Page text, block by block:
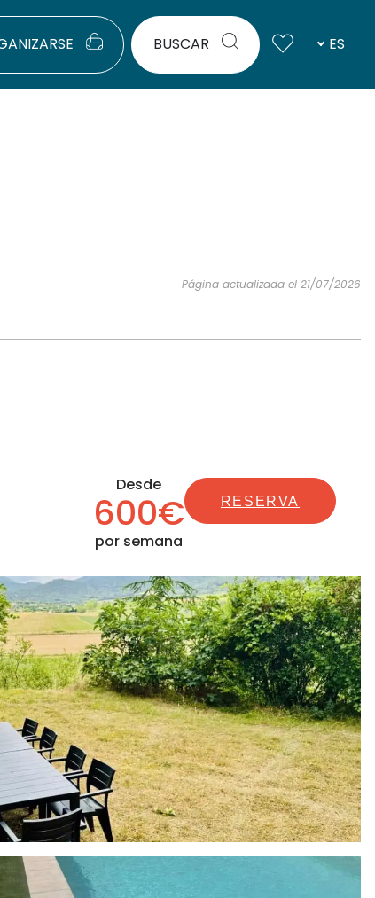
BUSCAR ES
Página actualizada el 21/07/2026
Desde
600€
por semana
RESERVA